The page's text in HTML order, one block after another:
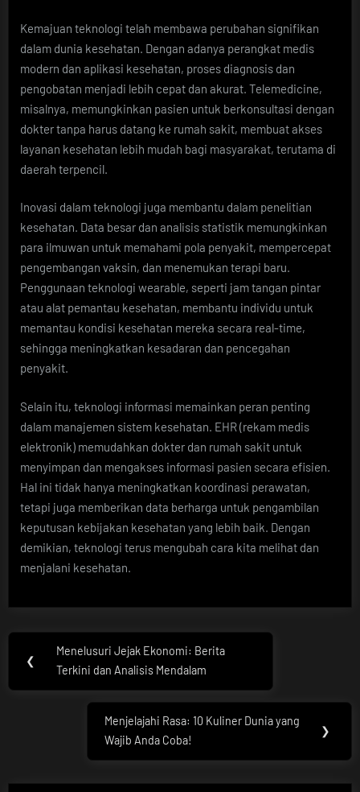
Kemajuan teknologi telah membawa perubahan signifikan
dalam dunia kesehatan. Dengan adanya perangkat medis
modern dan aplikasi kesehatan, proses diagnosis dan
pengobatan menjadi lebih cepat dan akurat. Telemedicine,
misalnya, memungkinkan pasien untuk berkonsultasi dengan
dokter tanpa harus datang ke rumah sakit, membuat akses
layanan kesehatan lebih mudah bagi masyarakat, terutama di
daerah terpencil.
Inovasi dalam teknologi juga membantu dalam penelitian
kesehatan. Data besar dan analisis statistik memungkinkan
para ilmuwan untuk memahami pola penyakit, mempercepat
pengembangan vaksin, dan menemukan terapi baru.
Penggunaan teknologi wearable, seperti jam tangan pintar
atau alat pemantau kesehatan, membantu individu untuk
memantau kondisi kesehatan mereka secara real-time,
sehingga meningkatkan kesadaran dan pencegahan
penyakit.
Selain itu, teknologi informasi memainkan peran penting
dalam manajemen sistem kesehatan. EHR (rekam medis
elektronik) memudahkan dokter dan rumah sakit untuk
menyimpan dan mengakses informasi pasien secara efisien.
Hal ini tidak hanya meningkatkan koordinasi perawatan,
tetapi juga memberikan data berharga untuk pengambilan
keputusan kebijakan kesehatan yang lebih baik. Dengan
demikian, teknologi terus mengubah cara kita melihat dan
menjalani kesehatan.
Post
navigation
❮
Previous
Post:
Menelusuri Jejak Ekonomi: Berita
Terkini dan Analisis Mendalam
Next
Post:
Menjelajahi Rasa: 10 Kuliner Dunia yang
Wajib Anda Coba!
❯